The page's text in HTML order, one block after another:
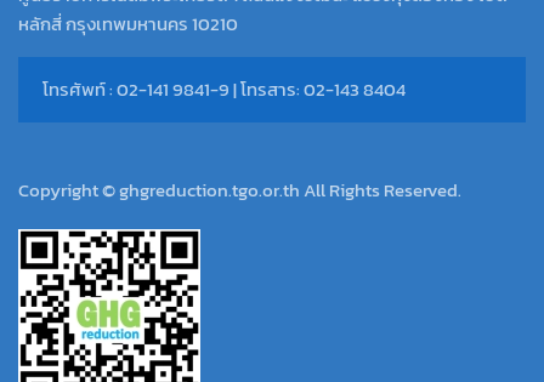
หลักสี่ กรุงเทพมหานคร 10210
โทรศัพท์ : 02-141 9841-9 | โทรสาร: 02-143 8404
Copyright © ghgreduction.tgo.or.th All Rights Reserved.